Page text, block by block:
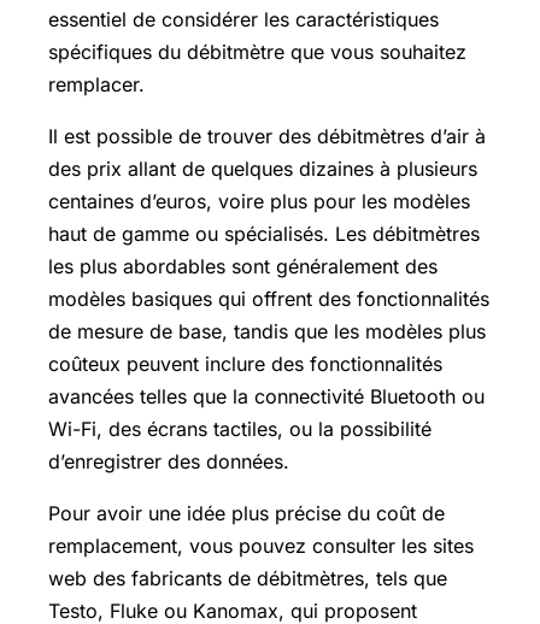
essentiel de considérer les caractéristiques
spécifiques du débitmètre que vous souhaitez
remplacer.
Il est possible de trouver des débitmètres d’air à
des prix allant de quelques dizaines à plusieurs
centaines d’euros, voire plus pour les modèles
haut de gamme ou spécialisés. Les débitmètres
les plus abordables sont généralement des
modèles basiques qui offrent des fonctionnalités
de mesure de base, tandis que les modèles plus
coûteux peuvent inclure des fonctionnalités
avancées telles que la connectivité Bluetooth ou
Wi-Fi, des écrans tactiles, ou la possibilité
d’enregistrer des données.
Pour avoir une idée plus précise du coût de
remplacement, vous pouvez consulter les sites
web des fabricants de débitmètres, tels que
Testo, Fluke ou Kanomax, qui proposent